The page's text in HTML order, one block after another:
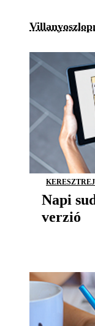
Napi
verzió